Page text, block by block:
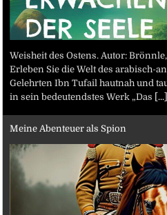
Weisheit des Ostens. Autor: Brönnle,
Erleben Sie die Welt des arabisch-
Gelehrten Ibn Tufail hautnah und
in sein bedeutendstes Werk „Das [...]
Meine Abenteuer als Spion